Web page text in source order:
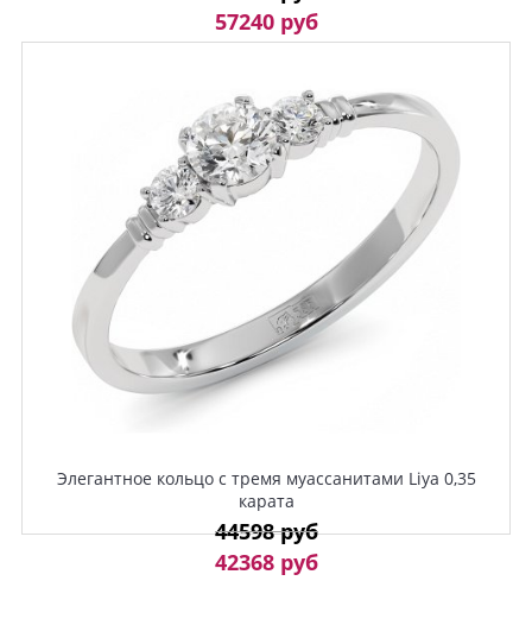
57240 руб
Элегантное кольцо с тремя муассанитами Liya 0,35
карата
44598 руб
42368 руб